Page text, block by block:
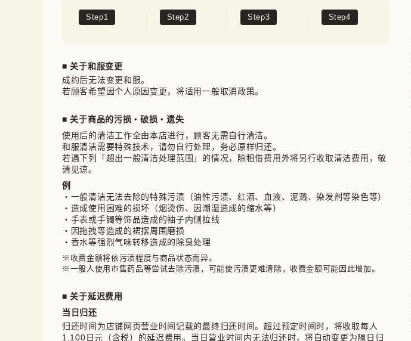
Step1 Step2 Step3 Step4
■ 关于和服变更
成约后无法变更和服。
若顾客希望因个人原因变更，将适用一般取消政策。
■ 关于商品的污损・破损・遗失
使用后的清洁工作全由本店进行，顾客无需自行清洁。
和服清洁需要特殊技术，请勿自行处理，务必原样归还。
若遇下列「超出一般清洁处理范围」的情况，除租借费用外将另行收取清洁费用，敬
请见谅。
例
・一般清洁无法去除的特殊污渍（油性污渍、红酒、血液、泥溅、染发剂等染色等）
・造成使用困难的损坏（烟烫伤、因潮湿造成的缩水等）
・手表或手镯等饰品造成的袖子内侧拉线
・因拖拽等造成的裙摆周围磨损
・香水等强烈气味转移造成的除臭处理
※收费金额将依污渍程度与商品状态而异。
※一般人使用市售药品等尝试去除污渍，可能使污渍更难清除，收费金额可能因此增加。
■ 关于延迟费用
当日归还
归还时间为店铺网页营业时间记载的最终归还时间。超过预定时间时，将收取每人
1,100日元（含税）的延迟费用。当日营业时间内无法归还时，将自动变更为隔日归